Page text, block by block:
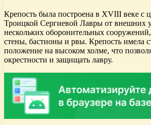
Крепость была построена в XVIII веке с
Троицкой Сергиевой Лавры от внешних
нескольких оборонительных
стены, бастионы и рвы. Крепость имела
положение на высоком холме, что
окрестности и защищать лавру.